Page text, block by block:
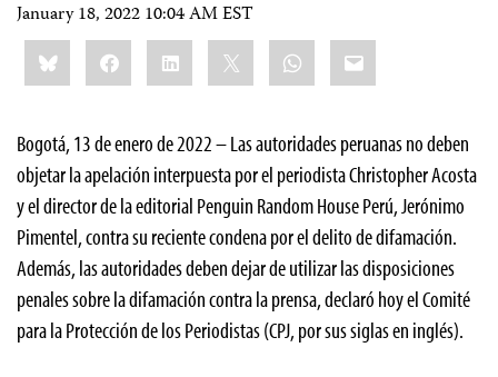
January 18, 2022 10:04 AM EST
Share
this:BlueskyFacebookLinkedIn WhatsApp
Email
Bogotá, 13 de enero de 2022 – Las autoridades peruanas no deben
objetar la apelación interpuesta por el periodista Christopher Acosta
y el director de la editorial Penguin Random House Perú, Jerónimo
Pimentel, contra su reciente condena por el delito de difamación.
Además, las autoridades deben dejar de utilizar las disposiciones
penales sobre la difamación contra la prensa, declaró hoy el Comité
para la Protección de los Periodistas (CPJ, por sus siglas en inglés).